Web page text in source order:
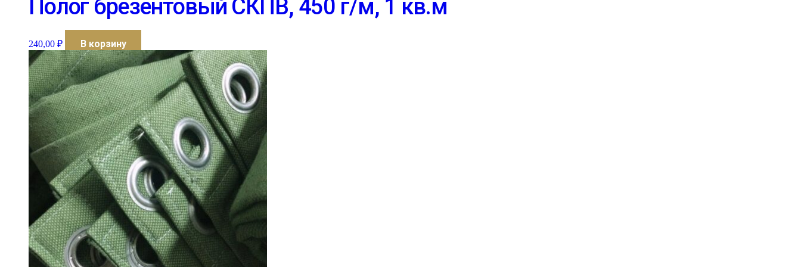
Полог брезентовый СКПВ, 450 г/м, 1 кв.м
240,00 ₽ В корзину